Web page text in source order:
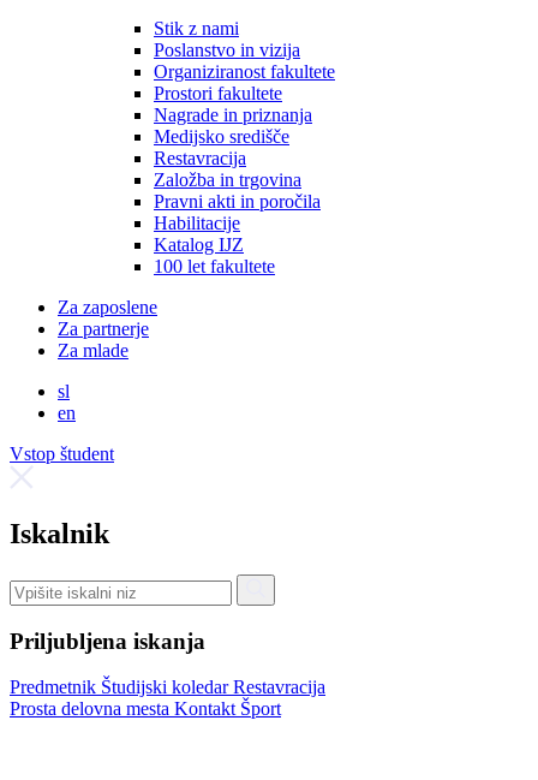
Stik z nami
Poslanstvo in vizija
Organiziranost fakultete
Prostori fakultete
Nagrade in priznanja
Medijsko središče
Restavracija
Založba in trgovina
Pravni akti in poročila
Habilitacije
Katalog IJZ
100 let fakultete
Za zaposlene
Za partnerje
Za mlade
sl
en
Vstop študent
Iskalnik
Priljubljena iskanja
Predmetnik Študijski koledarRestavracija
Prosta delovna mesta Kontakt Šport